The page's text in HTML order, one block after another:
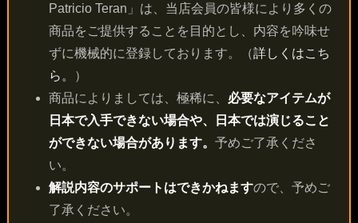
Patricio Teran」は、当店会員の皆様により多くの
商品をご提供することを目的とし、内容を吟味せ
ずに機械的に登録しております。（詳しくはこち
ら。
）
商品によりましては、極稀に、 必要なアイテムが
日本で入手できない場合や、日本では演じること
ができない場合があります。 予めご了承くださ
い。
解説内容のサポートはできかねますので、予めご
了承ください。